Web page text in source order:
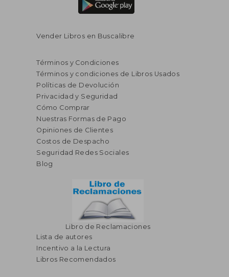
Vender Libros en Buscalibre
Términos y Condiciones
Términos y condiciones de Libros Usados
Políticas de Devolución
Privacidad y Seguridad
Cómo Comprar
Nuestras Formas de Pago
Opiniones de Clientes
Costos de Despacho
Seguridad Redes Sociales
Blog
Libro de Reclamaciones
Lista de autores
Incentivo a la Lectura
Libros Recomendados